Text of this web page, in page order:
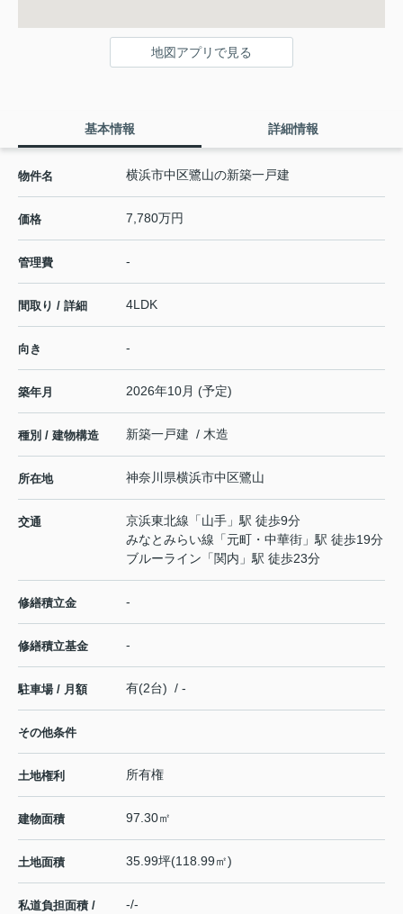
地図アプリで見る
基本情報 詳細情報
物件名 横浜市中区鷺山の新築一戸建
価格 7,780万円
管理費 -
間取り / 詳細 4LDK
向き -
築年月 2026年10月 (予定)
種別 / 建物構造 新築一戸建 / 木造
所在地 神奈川県横浜市中区鷺山
交通 京浜東北線 「山手 」駅 徒歩9分
みなとみらい線 「元町・中華街 」駅 徒歩19分
ブルーライン 「関内 」駅 徒歩23分
修繕積立金 -
修繕積立基金 -
駐車場 / 月額 有(2台) / -
その他条件
土地権利 所有権
建物面積 97.30㎡
土地面積 35.99坪(118.99㎡)
私道負担面積 /
-/-